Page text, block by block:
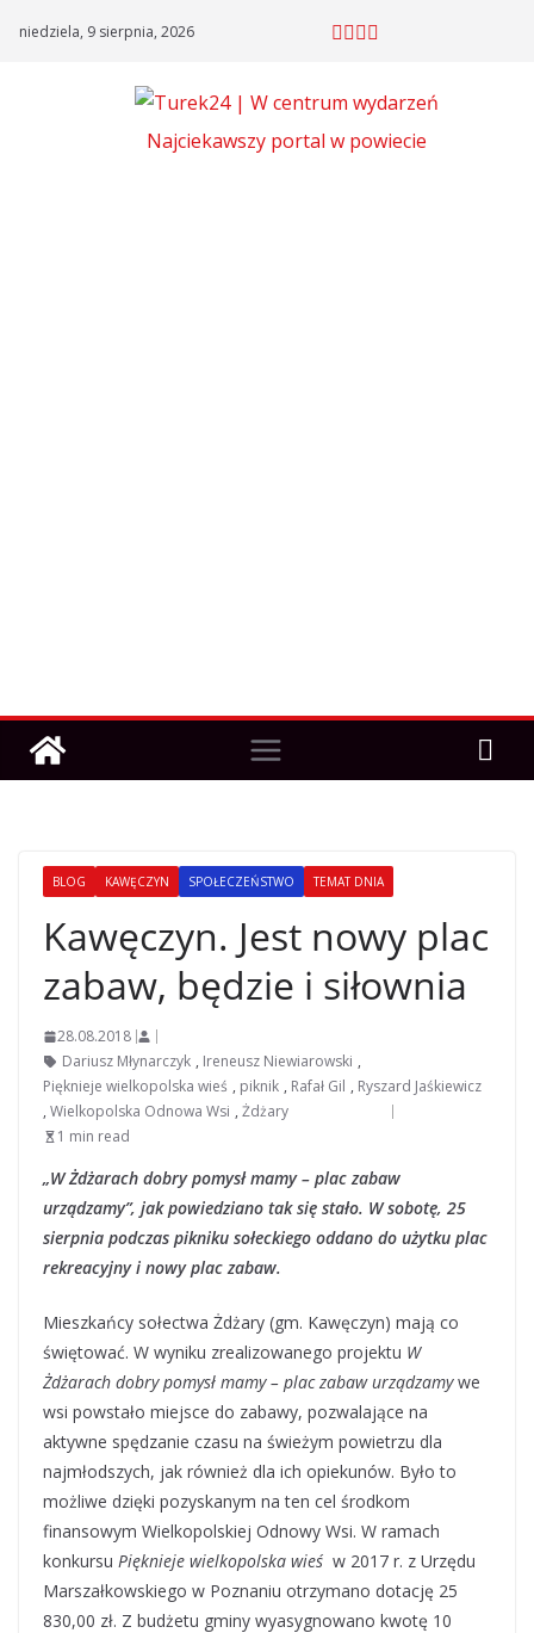
niedziela, 9 sierpnia, 2026
Najciekawszy portal w powiecie
BLOG KAWĘCZYN SPOŁECZEŃSTWO TEMAT DNIA
Kawęczyn. Jest nowy plac
zabaw, będzie i siłownia
28.08.2018
Dariusz Młynarczyk , Ireneusz Niewiarowski ,
Pięknieje wielkopolska wieś , piknik , Rafał Gil , Ryszard Jaśkiewicz
, Wielkopolska Odnowa Wsi , Żdżary
1 min read
„W Żdżarach dobry pomysł mamy – plac zabaw
urządzamy”, jak powiedziano tak się stało. W sobotę, 25
sierpnia podczas pikniku sołeckiego oddano do użytku plac
rekreacyjny i nowy plac zabaw.
Mieszkańcy sołectwa Żdżary (gm. Kawęczyn) mają co
świętować. W wyniku zrealizowanego projektu W
Żdżarach dobry pomysł mamy – plac zabaw urządzamywe
wsi powstało miejsce do zabawy, pozwalające na
aktywne spędzanie czasu na świeżym powietrzu dla
najmłodszych, jak również dla ich opiekunów. Było to
możliwe dzięki pozyskanym na ten cel środkom
finansowym Wielkopolskiej Odnowy Wsi. W ramach
konkursu Pięknieje wielkopolska wieś w 2017 r. z Urzędu
Marszałkowskiego w Poznaniu otrzymano dotację 25
830,00 zł. Z budżetu gminy wyasygnowano kwotę 10